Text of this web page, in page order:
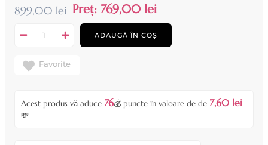
899,00 lei Preț: 769,00 lei
ADAUGĂ ÎN COȘ
Favorite
Acest produs vă aduce 76💰 puncte în valoare de de 7,60 lei
💸